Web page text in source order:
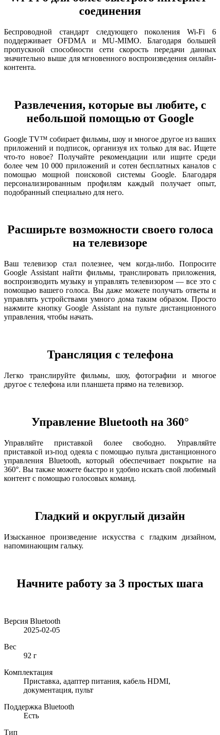
соединения
Беспроводной стандарт следующего поколения Wi-Fi 6
поддерживает OFDMA и MU-MIMO. Благодаря большей
пропускной способности сети скорость передачи данных
значительно выше для мгновенного воспроизведения онлайн-
контента.
Развлечения, которые вы любите, с
небольшой помощью от Google
Google TV™ собирает фильмы, шоу и многое другое из ваших
приложений и подписок, организуя их только для вас. Ищете
что-то новое? Получайте рекомендации или ищите среди
более чем 10 000 приложений и сотен бесплатных каналов с
помощью мощной поисковой системы Google. Благодаря
персонализированным профилям каждый получает опыт,
подобранный специально для него.
Расширьте возможности своего голоса
на телевизоре
Ваш телевизор стал полезнее, чем когда-либо. Попросите
Google Assistant найти фильмы, транслировать приложения,
воспроизводить музыку и управлять телевизором — все это с
помощью вашего голоса. Вы даже можете получать ответы и
управлять устройствами умного дома таким образом. Просто
нажмите кнопку Google Assistant на пульте дистанционного
управления, чтобы начать.
Трансляция с телефона
Легко транслируйте фильмы, шоу, фотографии и многое
другое с телефона или планшета прямо на телевизор.
Управление Bluetooth на 360°
Управляйте приставкой более свободно. Управляйте
приставкой из-под одеяла с помощью пульта дистанционного
управления Bluetooth, который обеспечивает покрытие на
360°. Вы также можете быстро и удобно искать свой любимый
контент с помощью голосовых команд.
Гладкий и округлый дизайн
Изысканное произведение искусства с гладким дизайном,
напоминающим гальку.
Начните работу за 3 простых шага
Версия Bluetooth
2025-02-05
Вес
92 г
Комплектация
Приставка, адаптер питания, кабель HDMI,
документация, пульт
Поддержка Bluetooth
Есть
Тип